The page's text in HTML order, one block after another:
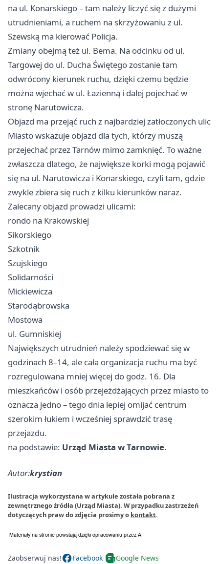
na ul. Konarskiego – tam należy liczyć się z dużymi
utrudnieniami, a ruchem na skrzyżowaniu z ul.
Szewską ma kierować Policja.
Zmiany obejmą też ul. Bema. Na odcinku od ul.
Targowej do ul. Ducha Świętego zostanie tam
odwrócony kierunek ruchu, dzięki czemu będzie
można wjechać w ul. Łazienną i dalej pojechać w
stronę Narutowicza.
Objazd ma przejąć ruch z najbardziej zatłoczonych ulic
Miasto wskazuje objazd dla tych, którzy muszą
przejechać przez Tarnów mimo zamknięć. To ważne
zwłaszcza dlatego, że największe korki mogą pojawić
się na ul. Narutowicza i Konarskiego, czyli tam, gdzie
zwykle zbiera się ruch z kilku kierunków naraz.
Zalecany objazd prowadzi ulicami:
rondo na Krakowskiej
Sikorskiego
Szkotnik
Szujskiego
Solidarności
Mickiewicza
Starodąbrowska
Mostowa
ul. Gumniskiej
Największych utrudnień należy spodziewać się w
godzinach 8–14, ale cała organizacja ruchu ma być
rozregulowana mniej więcej do godz. 16. Dla
mieszkańców i osób przejeżdżających przez miasto to
oznacza jedno – tego dnia lepiej omijać centrum
szerokim łukiem i wcześniej sprawdzić trasę
przejazdu.
na podstawie: Urząd Miasta w Tarnowie.
Autor:krystian
Ilustracja wykorzystana w artykule została pobrana z
zewnętrznego źródła (Urząd Miasta). W przypadku zastrzeżeń
dotyczących praw do zdjęcia prosimy o kontakt.
Zaobserwuj nas! Facebook Google News